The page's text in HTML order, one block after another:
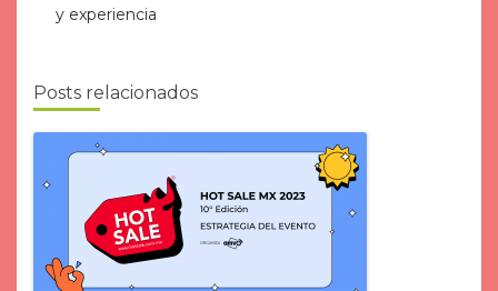
y experiencia
Posts relacionados